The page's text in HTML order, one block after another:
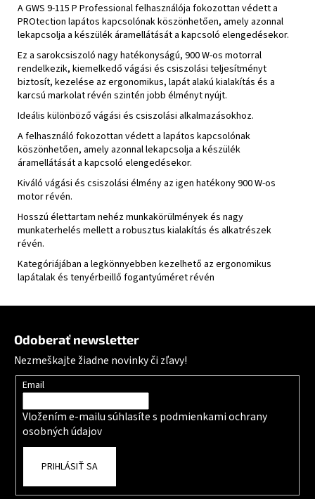
A GWS 9-115 P Professional felhasználója fokozottan védett a
PROtection lapátos kapcsolónak köszönhetően, amely azonnal
lekapcsolja a készülék áramellátását a kapcsoló elengedésekor.
Ez a sarokcsiszoló nagy hatékonyságú, 900 W-os motorral
rendelkezik, kiemelkedő vágási és csiszolási teljesítményt
biztosít, kezelése az ergonomikus, lapát alakú kialakítás és a
karcsú markolat révén szintén jobb élményt nyújt.
Ideális különböző vágási és csiszolási alkalmazásokhoz.
A felhasználó fokozottan védett a lapátos kapcsolónak
köszönhetően, amely azonnal lekapcsolja a készülék
áramellátását a kapcsoló elengedésekor.
Kiváló vágási és csiszolási élmény az igen hatékony 900 W-os
motor révén.
Hosszú élettartam nehéz munkakörülmények és nagy
munkaterhelés mellett a robusztus kialakítás és alkatrészek
révén.
Kategóriájában a legkönnyebben kezelhető az ergonomikus
lapátalak és tenyérbeillő fogantyúméret révén
Odoberať newsletter
Nezmeškajte žiadne novinky či zľavy!
Email
Vložením e-mailu súhlasíte s podmienkami ochrany
osobných údajov
PRIHLÁSIŤ SA